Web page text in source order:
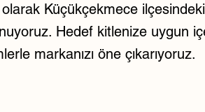
Küçükçekmece
Hedef kitlenize uygun
markanızı öne çıkarıyoruz.